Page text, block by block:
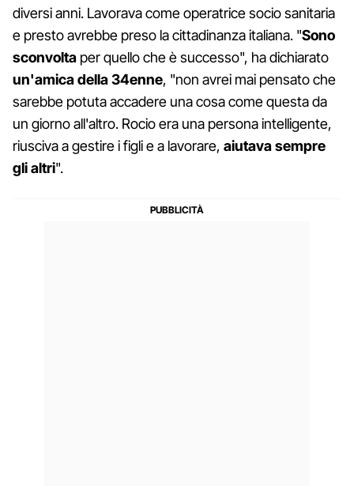
diversi anni. Lavorava come operatrice socio sanitaria
e presto avrebbe preso la cittadinanza italiana. "Sono
sconvolta per quello che è successo", ha dichiarato
un'amica della 34enne, "non avrei mai pensato che
sarebbe potuta accadere una cosa come questa da
un giorno all'altro. Rocio era una persona intelligente,
riusciva a gestire i figli e a lavorare, aiutava sempre
gli altri".